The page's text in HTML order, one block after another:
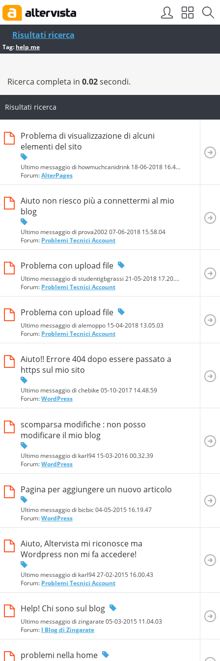
Risultati ricerca
Tag: help me
Ricerca completa in 0.02secondi.
Risultati ricerca
Problema di visualizzazione di alcuni
elementi del sito
Ultimo messaggio di howmuchcanidrink 18-06-2018 16.44.22
Forum:AlterPages
Aiuto non riesco più a connettermi al mio
blog
Ultimo messaggio di prova2002 07-06-2018 15.58.04
Forum: Problemi Tecnici Account
Problema con upload file
Ultimo messaggio di studentigbgrassi 21-05-2018 17.20.57
Forum: Problemi Tecnici Account
Problema con upload file
Ultimo messaggio di alemoppo 15-04-2018 13.05.03
Forum: Problemi Tecnici Account
Aiuto!! Errore 404 dopo essere passato a
https sul mio sito
Ultimo messaggio di chebike 05-10-2017 14.48.59
Forum:WordPress
scomparsa modifiche : non posso
modificare il mio blog
Ultimo messaggio di karl94 15-03-201600.32.39
Forum:WordPress
Pagina per aggiungere un nuovo articolo
Ultimo messaggio di bicbic 04-05-2015 16.19.47
Forum:WordPress
Aiuto, Altervista mi riconosce ma
Wordpress non mi fa accedere!
Ultimo messaggio di karl94 27-02-2015 16.00.43
Forum: Problemi Tecnici Account
Help! Chi sono sul blog
Ultimo messaggio di zingarate 05-03-2015 11.04.03
Forum: I Blog di Zingarate
problemi nella home